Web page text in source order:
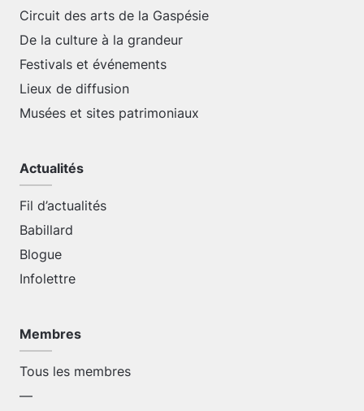
Circuit des arts de la Gaspésie
De la culture à la grandeur
Festivals et événements
Lieux de diffusion
Musées et sites patrimoniaux
Actualités
Fil d’actualités
Babillard
Blogue
Infolettre
Membres
Tous les membres
—